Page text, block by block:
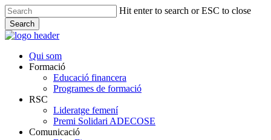
Skip
to
main
content
Hit enter to search or ESC to close
Search
Close
Menu
Qui som
Formació
Educació financera
Programes de formació
RSC
Lideratge femení
Premi Solidari ADECOSE
Comunicació